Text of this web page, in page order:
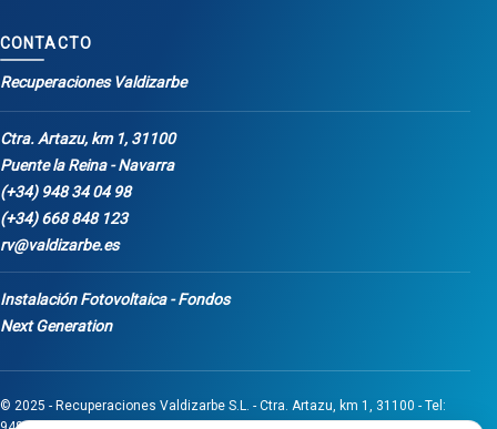
CONTACTO
Recuperaciones Valdizarbe
Ctra. Artazu, km 1, 31100
Puente la Reina - Navarra
(+34) 948 34 04 98
(+34) 668 848 123
rv@valdizarbe.es
Instalación Fotovoltaica - Fondos
Next Generation
© 2025 - Recuperaciones Valdizarbe S.L. - Ctra. Artazu, km 1, 31100 - Tel: